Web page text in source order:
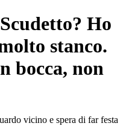
Ho
stanco.
bocca, non
vicino e spera di far festa